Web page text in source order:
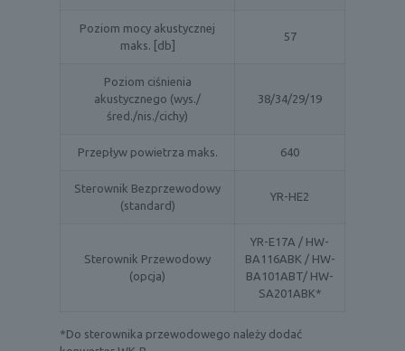
Poziom mocy akustycznej
maks. [db]
57
Poziom ciśnienia
akustycznego (wys./
śred./nis./cichy)
38/34/29/19
Przepływ powietrza maks. 640
Sterownik Bezprzewodowy
(standard)
YR-HE2
Sterownik Przewodowy
(opcja)
YR-E17A / HW-
BA116ABK / HW-
BA101ABT/ HW-
SA201ABK*
*Do sterownika przewodowego należy dodać